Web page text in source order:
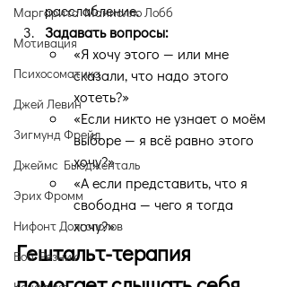
Маргарита Маниолло Лобб
Мотивация
Психосоматика
Джей Левин
Зигмунд Фрейд
Джеймс Бьюдженталь
Эрих Фромм
Нифонт Долгополов
Боб Резник
расслабление.
Задавать вопросы:
«Я хочу этого — или мне
сказали, что надо этого
хотеть?»
«Если никто не узнает о моём
выборе — я всё равно этого
хочу?»
«А если представить, что я
свободна — чего я тогда
хочу?»
Гештальт-терапия